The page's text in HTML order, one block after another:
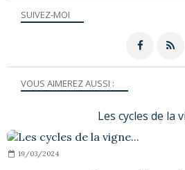
SUIVEZ-MOI
VOUS AIMEREZ AUSSI :
Les cycles de la
19/03/2024